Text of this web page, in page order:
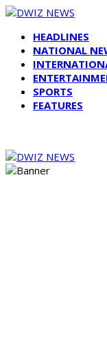
HEADLINES
NATIONAL
SPORTS
FEATURES